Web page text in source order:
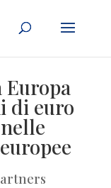
Europa
di euro